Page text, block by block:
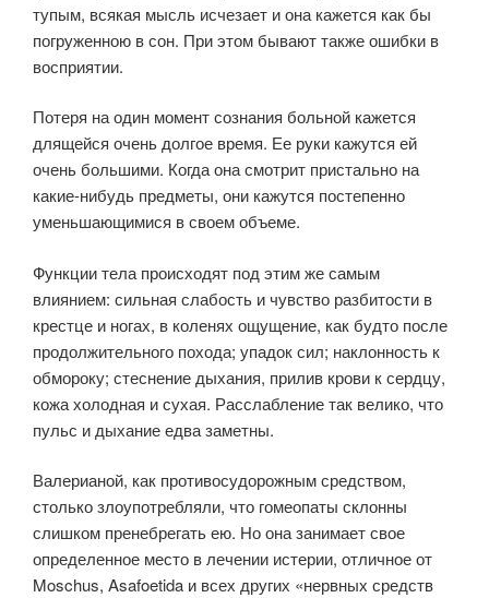
тупым, всякая мысль исчезает и она кажется как бы
погруженною в сон. При этом бывают также ошибки в
восприятии.
Потеря на один момент сознания больной кажется
длящейся очень долгое время. Ее руки кажутся ей
очень большими. Когда она смотрит пристально на
какие-нибудь предметы, они кажутся постепенно
уменьшающимися в своем объеме.
Функции тела происходят под этим же самым
влиянием: сильная слабость и чувство разбитости в
крестце и ногах, в коленях ощущение, как будто после
продолжительного похода; упадок сил; наклонность к
обмороку; стеснение дыхания, прилив крови к сердцу,
кожа холодная и сухая. Расслабление так велико, что
пульс и дыхание едва заметны.
Валерианой, как противосудорожным средством,
столько злоупотребляли, что гомеопаты склонны
слишком пренебрегать ею. Но она занимает свое
определенное место в лечении истерии, отличное от
Moschus, Asafoetida и всех других «нервных средств